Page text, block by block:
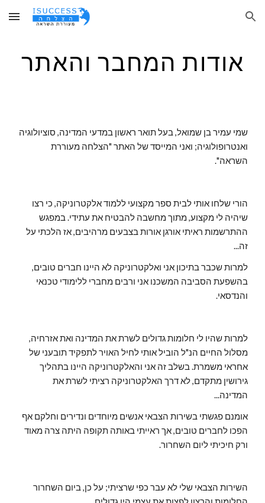
Skip to main content Skip to navigation
אודות המחבר והאתר
שמי עמיר בן שמואל, בעל תואר ראשון במדעי המדינה, סוציולוגיה
ואנטרופולוגיה; ואני המייסד של האתר "הצלחה מעוררת
השראה".
הורי שלחו אותי לבית ספר מקצועי ללמוד אלקטרוניקה, כי רצו
שיהיה לי מקצוע, מתוך מחשבה להבטיח את עתידי. במפגש
ההתרשמות ראיתי אורגן אורות בצבעים מרהיבים, אז הלכתי על
זה...
למרות שכבר בתיכון אני ואלקטרוניקה לא היינו חברים טובים,
בהשפעת הסביבה המשכנו אני ורבים מחברי ללימודי טכנאי
והנדסאי.
למרות שהיו לי חלומות גדולים לשרת את המדינה ואת אזרחיה,
מסלול החיים הנ"ל הוביל אותי לחיל האויר לתפקיד תובעני של
אחראי משמרת. בשלב זה אני והאלקטרוניקה היינו בתהליך
גירושין מתקדם, לא דרך האלקטרוניקה רציתי לשרת את
המדינה...
אומנם פגשתי בשירות הצבאי אנשים מיוחדים ונדירים וחלקם אף
הפכו לחברים טובים, אך ראייתי באותה תקופה היתה צרה מאוד
ורק חיכיתי ליום השחרור.
השירות הצבאי שלי לא עבר כפי שרציתי; על כן, ביום השחרור